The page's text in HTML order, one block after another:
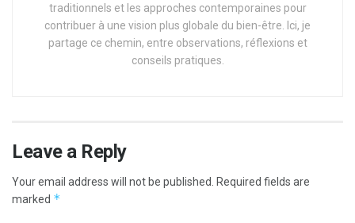
traditionnels et les approches contemporaines pour
contribuer à une vision plus globale du bien-être. Ici, je
partage ce chemin, entre observations, réflexions et
conseils pratiques.
Leave a Reply
Your email address will not be published. Required fields are
marked *